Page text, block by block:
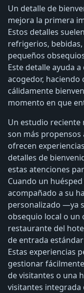
Un detalle de
mejora la primera
Estos detalles
refrigerios,
pequeños
Este detalle ayuda
acogedor, haciendo
cálidamente
momento en que
Un estudio reciente
son más
ofrecen
detalles de
estas atenciones
Cuando un
acompañado a su
personalizado —ya
obsequio local o un
restaurante del
de entrada
Estas experiencias
gestionar
de visitantes o una
visitantes integrada